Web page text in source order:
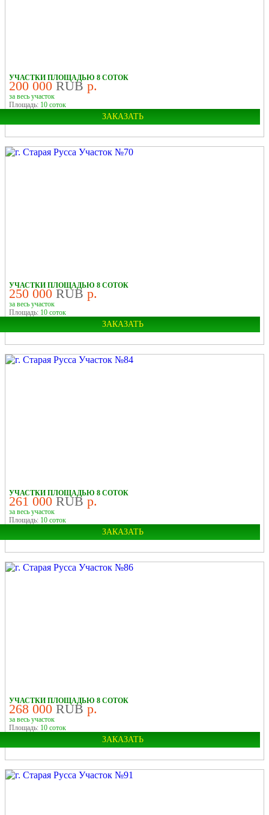
УЧАСТКИ ПЛОЩАДЬЮ 8 СОТОК
200 000 RUB р.
за весь участок
Площадь: 10 соток
ЗАКАЗАТЬ
Город:
УЧАСТКИ ПЛОЩАДЬЮ 8 СОТОК
250 000 RUB р.
за весь участок
Площадь: 10 соток
ЗАКАЗАТЬ
Город:
УЧАСТКИ ПЛОЩАДЬЮ 8 СОТОК
261 000 RUB р.
за весь участок
Площадь: 10 соток
ЗАКАЗАТЬ
Город:
УЧАСТКИ ПЛОЩАДЬЮ 8 СОТОК
268 000 RUB р.
за весь участок
Площадь: 10 соток
ЗАКАЗАТЬ
Город: